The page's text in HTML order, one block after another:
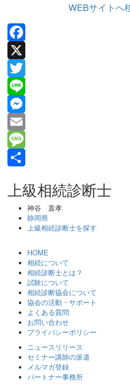
WEBサイトへ
Facebook
X
Twitter
Line
Messenger
Email
Message
有
上級相続診断士
神谷 直孝
静岡県
上級相続診断士を探す
HOME
相続について
相続診断士とは？
試験について
相続診断協会について
協会の活動・サポート
よくある質問
お問い合わせ
プライバシーポリシー
ニュースリリース
セミナー講師の派遣
メルマガ登録
パートナー事務所